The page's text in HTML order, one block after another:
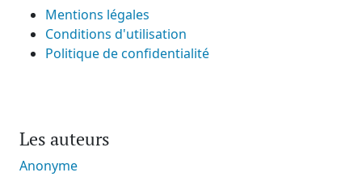
Mentions légales
Conditions d'utilisation
Politique de confidentialité
Les auteurs
Anonyme